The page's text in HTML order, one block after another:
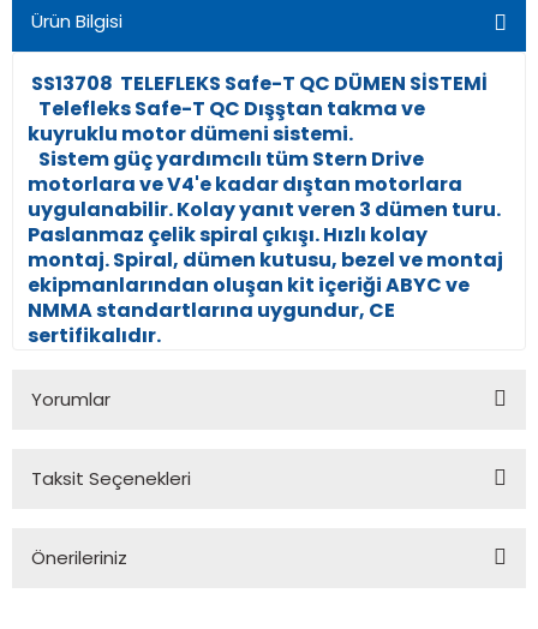
Ürün Bilgisi
SS13708 TELEFLEKS Safe-T QC DÜMEN SİSTEMİ
Telefleks Safe-T QC Dışştan takma ve
kuyruklu motor dümeni sistemi.
Sistem güç yardımcılı tüm Stern Drive
motorlara ve V4'e kadar dıştan motorlara
uygulanabilir. Kolay yanıt veren 3 dümen turu.
Paslanmaz çelik spiral çıkışı. Hızlı kolay
montaj. Spiral, dümen kutusu, bezel ve montaj
ekipmanlarından oluşan kit içeriği ABYC ve
NMMA standartlarına uygundur, CE
sertifikalıdır.
Yorumlar
Taksit Seçenekleri
Önerileriniz